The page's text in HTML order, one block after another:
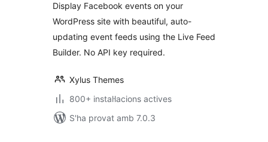
Display Facebook events on your
WordPress site with beautiful, auto-
updating event feeds using the Live Feed
Builder. No API key required.
Xylus Themes
800+ instal·lacions actives
S'ha provat amb 7.0.3